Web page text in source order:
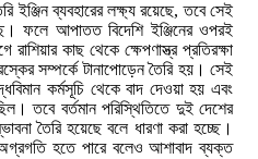
ইঞ্জিন ব্যবহারের লক্ষ্য রয়েছে, তবে সেই
ফলে আপাতত বিদেশি ইঞ্জিনের ওপরই
কাছ থেকে ক্ষেপণাস্ত্র প্রতিরক্ষা
সম্পর্কে টানাপোড়েন তৈরি হয়। সেই
কর্মসূচি থেকে বাদ দেওয়া হয় এবং
তবে বর্তমান পরিস্থিতিতে দুই দেশের
তৈরি হয়েছে বলে ধারণা করা হচ্ছে।
হতে পারে বলেও আশাবাদ ব্যক্ত